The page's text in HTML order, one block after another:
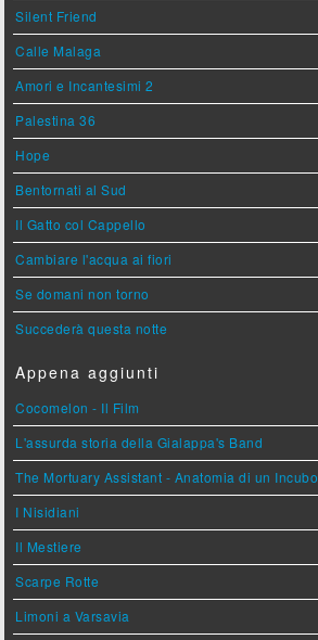
Silent Friend
Calle Malaga
Amori e Incantesimi 2
Palestina 36
Hope
Bentornati al Sud
Il Gatto col Cappello
Cambiare l'acqua ai fiori
Se domani non torno
Succederà questa notte
Appena aggiunti
Cocomelon - Il Film
L'assurda storia della Gialappa's Band
The Mortuary Assistant - Anatomia di un Incubo
I Nisidiani
Il Mestiere
Scarpe Rotte
Limoni a Varsavia